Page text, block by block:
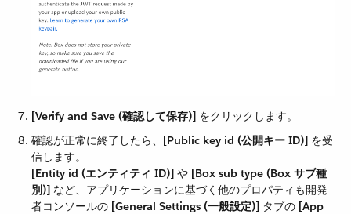
[Verify and Save (確認して保存)] ​ をクリックします。
確認が正常に終了したら、​ [Public key id (公開キー ID)] ​ を受
信します。
[Entity id (エンティティ ID)] ​ や ​ [Box sub type (Box サブ種
別)] ​ など、アプリケーションに基づく他のプロパティも開発
者コンソールの ​ [General Settings (一般設定)] ​ タブの ​ [App